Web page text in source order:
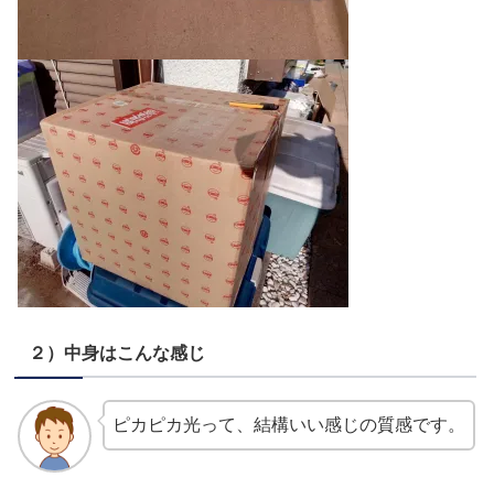
２）中身はこんな感じ
ピカピカ光って、結構いい感じの質感です。